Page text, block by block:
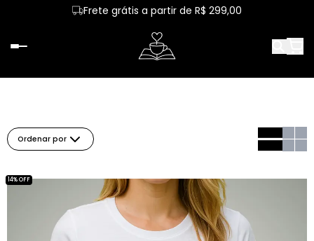
Frete grátis a partir de R$ 299,00
Ordenar por
14% OFF